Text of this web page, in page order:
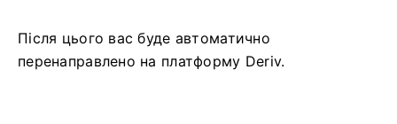
Після цього вас буде автоматично
перенаправлено на платформу Deriv.